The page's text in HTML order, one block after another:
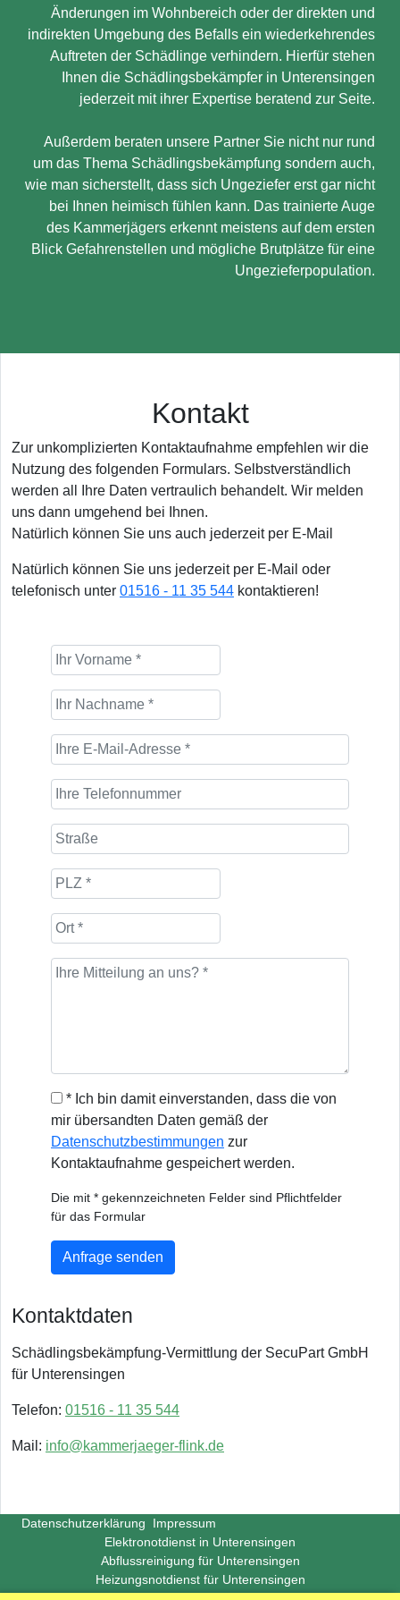
Änderungen im Wohnbereich oder der direkten und
indirekten Umgebung des Befalls ein wiederkehrendes
Auftreten der Schädlinge verhindern. Hierfür stehen
Ihnen die Schädlingsbekämpfer in Unterensingen
jederzeit mit ihrer Expertise beratend zur Seite.
Außerdem beraten unsere Partner Sie nicht nur rund
um das Thema Schädlingsbekämpfung sondern auch,
wie man sicherstellt, dass sich Ungeziefer erst gar nicht
bei Ihnen heimisch fühlen kann. Das trainierte Auge
des Kammerjägers erkennt meistens auf dem ersten
Blick Gefahrenstellen und mögliche Brutplätze für eine
Ungezieferpopulation.
Kontakt
Zur unkomplizierten Kontaktaufnahme empfehlen wir die
Nutzung des folgenden Formulars. Selbstverständlich
werden all Ihre Daten vertraulich behandelt. Wir melden
uns dann umgehend bei Ihnen.
Natürlich können Sie uns auch jederzeit per E-Mail
Natürlich können Sie uns jederzeit per E-Mail oder
telefonisch unter 01516 - 11 35 544 kontaktieren!
* Ich bin damit einverstanden, dass die von
mir übersandten Daten gemäß der
Datenschutzbestimmungen zur
Kontaktaufnahme gespeichert werden.
Die mit * gekennzeichneten Felder sind Pflichtfelder
für das Formular
Anfrage senden
Kontaktdaten
Schädlingsbekämpfung-Vermittlung der SecuPart GmbH
für Unterensingen
Telefon: 01516 - 11 35 544
Mail: info@kammerjaeger-flink.de
Datenschutzerklärung
Impressum
Elektronotdienst in Unterensingen
Abflussreinigung für Unterensingen
Heizungsnotdienst für Unterensingen